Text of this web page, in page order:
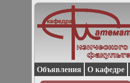
Объявления О кафедре